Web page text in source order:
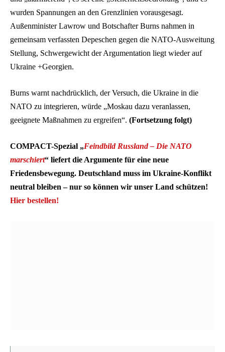
wurden Spannungen an den Grenzlinien vorausgesagt.
Außenminister Lawrow und Botschafter Burns nahmen in
gemeinsam verfassten Depeschen gegen die NATO-Ausweitung
Stellung, Schwergewicht der Argumentation liegt wieder auf
Ukraine +Georgien.
Burns warnt nachdrücklich, der Versuch, die Ukraine in die
NATO zu integrieren, würde „Moskau dazu veranlassen,
geeignete Maßnahmen zu ergreifen“. (Fortsetzung folgt)
COMPACT-Spezial „Feindbild Russland – Die NATO
marschiert“ liefert die Argumente für eine neue
Friedensbewegung. Deutschland muss im Ukraine-Konflikt
neutral bleiben – nur so können wir unser Land schützen!
Hier bestellen!